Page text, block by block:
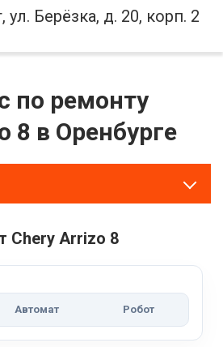
ул. Берёзка, д. 20, корп. 2
по ремонту
8 в Оренбурге
Chery Arrizo 8
Автомат Робот